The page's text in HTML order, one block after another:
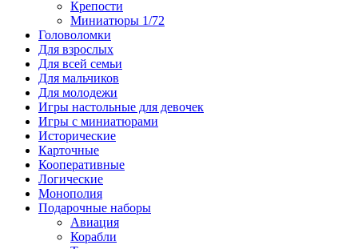
Крепости
Миниатюры 1/72
Головоломки
Для взрослых
Для всей семьи
Для мальчиков
Для молодежи
Игры настольные для девочек
Игры с миниатюрами
Исторические
Карточные
Кооперативные
Логические
Монополия
Подарочные наборы
Авиация
Корабли